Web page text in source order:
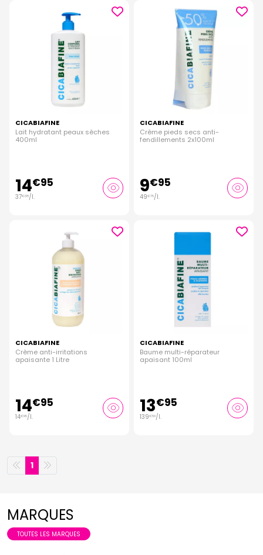
CICABIAFINE
Lait hydratant peaux sèches
400ml
14€95
37€38/l.
CICABIAFINE
Crème pieds secs anti-
fendillements 2x100ml
9€95
49€75/l.
CICABIAFINE
Crème anti-irritations
apaisante 1 Litre
14€95
14€95/l.
CICABIAFINE
Baume multi-réparateur
apaisant 100ml
13€95
139€50/l.
1
MARQUES
TOUTES LES MARQUES